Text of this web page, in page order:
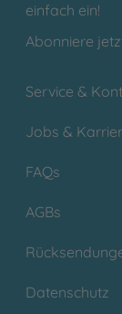
einfach ein!
Abonniere
Service &
Jobs &
FAQs
AGBs
Datenschutz